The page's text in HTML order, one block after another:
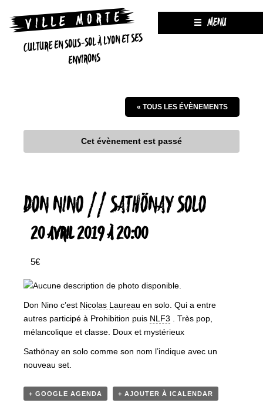
CULTURE EN SOUS-SOL À LYON ET SES
ENVIRONS
MENU
« TOUS LES ÉVÈNEMENTS
Cet évènement est passé
DON NINO // SATHÖNAY SOLO
20 AVRIL 2019 À 20:00
5€
Don Nino c’est Nicolas Laureau en solo. Qui a entre
autres participé à Prohibition puis NLF3 . Très pop,
mélancolique et classe. Doux et mystérieux
Sathönay en solo comme son nom l’indique avec un
nouveau set.
+ GOOGLE AGENDA + AJOUTER À ICALENDAR